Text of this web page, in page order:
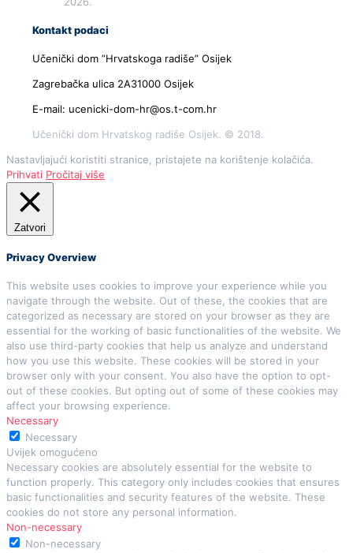
Kontakt podaci
Učenički dom ”Hrvatskoga radiše” Osijek
Zagrebačka ulica 2A31000 Osijek
E-mail: ucenicki-dom-hr@os.t-com.hr
Učenički dom Hrvatskog radiše Osijek. © 2018.
Nastavljajući koristiti stranice, pristajete na korištenje kolačića.
Prihvati Pročitaj više
Zatvori
Privacy Overview
This website uses cookies to improve your experience while you
navigate through the website. Out of these, the cookies that are
categorized as necessary are stored on your browser as they are
essential for the working of basic functionalities of the website. We
also use third-party cookies that help us analyze and understand
how you use this website. These cookies will be stored in your
browser only with your consent. You also have the option to opt-
out of these cookies. But opting out of some of these cookies may
affect your browsing experience.
Necessary
Necessary
Uvijek omogućeno
Necessary cookies are absolutely essential for the website to
function properly. This category only includes cookies that ensures
basic functionalities and security features of the website. These
cookies do not store any personal information.
Non-necessary
Non-necessary